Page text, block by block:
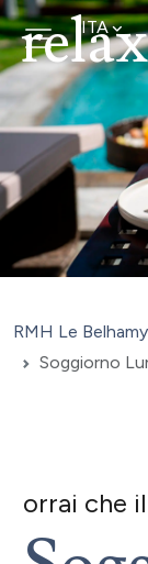
ITA
RMH Le
Soggiorno
orrai che